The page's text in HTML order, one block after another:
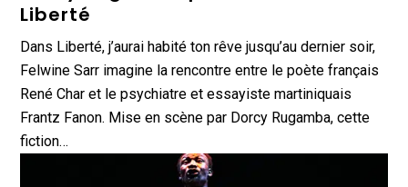
Liberté
Dans Liberté, j’aurai habité ton rêve jusqu’au dernier soir,
Felwine Sarr imagine la rencontre entre le poète français
René Char et le psychiatre et essayiste martiniquais
Frantz Fanon. Mise en scène par Dorcy Rugamba, cette
fiction…